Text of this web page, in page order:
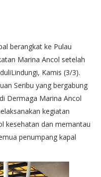
berangkat ke Pulau
Marina Ancol setelah
Kamis (3/3).
Seribu yang bergabung
Dermaga Marina Ancol
kegiatan
kesehatan dan memantau
penumpang kapal